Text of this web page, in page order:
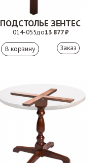
ПОДСТОЛЬЕ ЗЕНТЕС
014-055до13 877 ₽
Заказ